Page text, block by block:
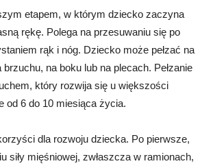
etapem, w którym dziecko zaczyna
rękę. Polega na przesuwaniu się po
rąk i nóg. Dziecko może pełzać na
na boku lub na plecach. Pełzanie
który rozwija się u większości
od 6 do 10 miesiąca życia.
dla rozwoju dziecka. Po pierwsze,
siły mięśniowej, zwłaszcza w ramionach,